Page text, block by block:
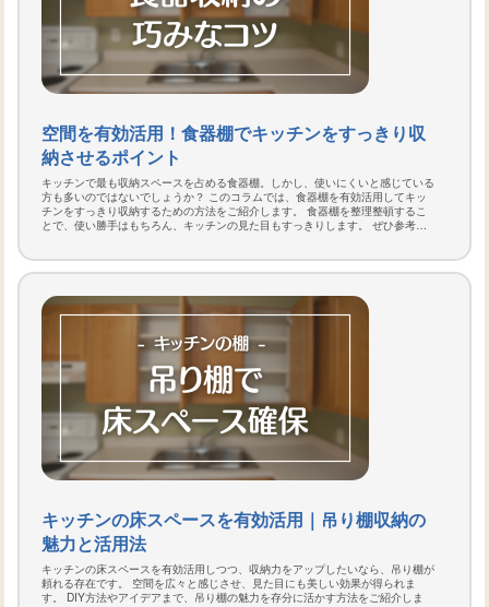
空間を有効活用！食器棚でキッチンをすっきり収
納させるポイント
キッチンで最も収納スペースを占める食器棚。しかし、使いにくいと感じている
方も多いのではないでしょうか？ このコラムでは、食器棚を有効活用してキッ
チンをすっきり収納するための方法をご紹介します。 食器棚を整理整頓するこ
とで、使い勝手はもちろん、キッチンの見た目もすっきりします。 ぜひ参考に
キッチンの床スペースを有効活用｜吊り棚収納の
魅力と活用法
キッチンの床スペースを有効活用しつつ、収納力をアップしたいなら、吊り棚が
頼れる存在です。 空間を広々と感じさせ、見た目にも美しい効果が得られま
す。 DIY方法やアイデアまで、吊り棚の魅力を存分に活かす方法をご紹介しま